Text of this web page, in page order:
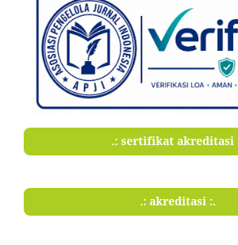
.: sertifikat akreditasi
.: akreditasi :.